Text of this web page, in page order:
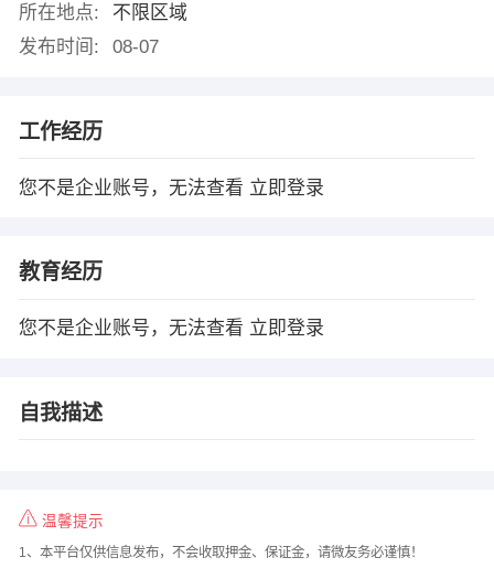
所在地点:
不限区域
发布时间:
08-07
工作经历
您不是企业账号，无法查看 立即登录
教育经历
您不是企业账号，无法查看 立即登录
自我描述
温馨提示
1、本平台仅供信息发布，不会收取押金、保证金，请微友务必谨慎！